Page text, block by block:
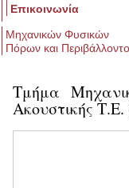
Επικοινωνία
Μηχανικών Φυσικών
Πόρων και
Τμήμα
Ακουστικής